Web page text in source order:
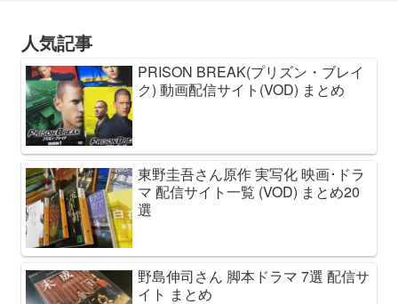
人気記事
PRISON BREAK(プリズン・ブレイ
ク) 動画配信サイト(VOD) まとめ
東野圭吾さん原作 実写化 映画･ドラ
マ 配信サイト一覧 (VOD) まとめ20
選
野島伸司さん 脚本ドラマ 7選 配信サ
イト まとめ